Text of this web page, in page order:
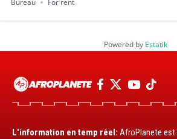
Bureau
For rent
Powered by Estatik
L'information en temp réel: AfroPlanete est